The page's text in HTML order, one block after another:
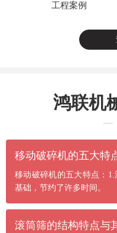
工程案例
鸿联机
移动破碎机的五大特
移动破碎机的五大特点：
基础，节约了许多时间。
滚筒筛的结构特点与